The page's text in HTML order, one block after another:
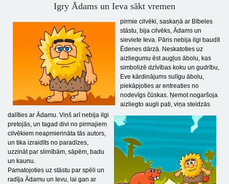
Igry Ādams un Ieva sākt vremen
pirmie cilvēki, saskaņā ar Bībeles
stāstu, bija cilvēks, Ādams un
sieviete Ieva. Pāris nebija ilgi baudīt
Ēdenes dārzā. Neskatoties uz
aizliegumu ēst augļus ābolu, kas
simbolizē dzīvības koku un gudrību,
Eve kārdinājums sulīgu ābolu,
piekāpjoties ar entreaties no
nodevīgs čūskas. Ņemot nogaršoja
aizliegto augli pati, viņa steidzās
dalīties ar Ādamu. Viņš arī nebija ilgi
pretojās, un tagad divi no pirmajiem
cilvēkiem neapmierināta tās autors,
un tika izraidīts no paradīzes,
uzzināt par slimībām, sāpēm, badu
un kaunu.
Pamatojoties uz stāstu par spēli un
radīja Ādamu un Ievu, lai gan ar